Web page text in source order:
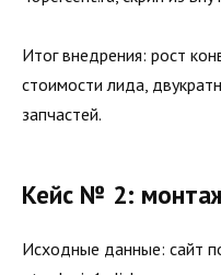
Итог внедрения: рост
стоимости лида,
запчастей.
Кейс № 2:
Исходные данные: сайт